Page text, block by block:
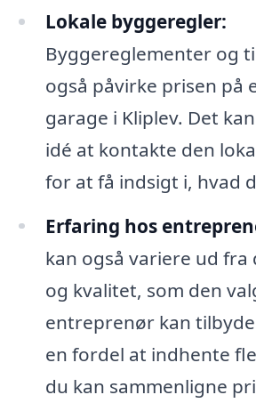
Lokale byggeregler:
Byggereglementer og
også påvirke prisen på
garage i Kliplev. Det
idé at kontakte den
for at få indsigt i, hvad
Erfaring hos
kan også variere ud fra
og kvalitet, som den
entreprenør kan
en fordel at indhente
du kan sammenligne